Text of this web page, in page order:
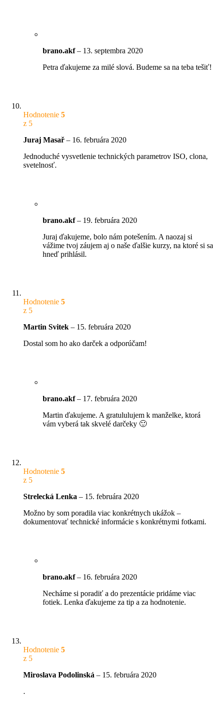
brano.akf– 13. septembra 2020
Petra ďakujeme za milé slová. Budeme sa na teba tešiť!
Hodnotenie 5
z 5
Juraj Masař – 16. februára 2020
Jednoduché vysvetlenie technických parametrov ISO, clona,
svetelnosť.
brano.akf– 19. februára 2020
Juraj ďakujeme, bolo nám potešením. A naozaj si
vážime tvoj záujem aj o naše ďalšie kurzy, na ktoré si sa
hneď prihlásil.
Hodnotenie 5
z 5
Martin Svitek – 15. februára 2020
Dostal som ho ako darček a odporúčam!
brano.akf– 17. februára 2020
Martin ďakujeme. A gratululujem k manželke, ktorá
vám vyberá tak skvelé darčeky 🙂
Hodnotenie 5
z 5
Strelecká Lenka – 15. februára 2020
Možno by som poradila viac konkrétnych ukážok –
dokumentovať technické informácie s konkrétnymi fotkami.
brano.akf– 16. februára 2020
Necháme si poradiť a do prezentácie pridáme viac
fotiek. Lenka ďakujeme za tip a za hodnotenie.
Hodnotenie 5
z 5
Miroslava Podolinská – 15. februára 2020
.